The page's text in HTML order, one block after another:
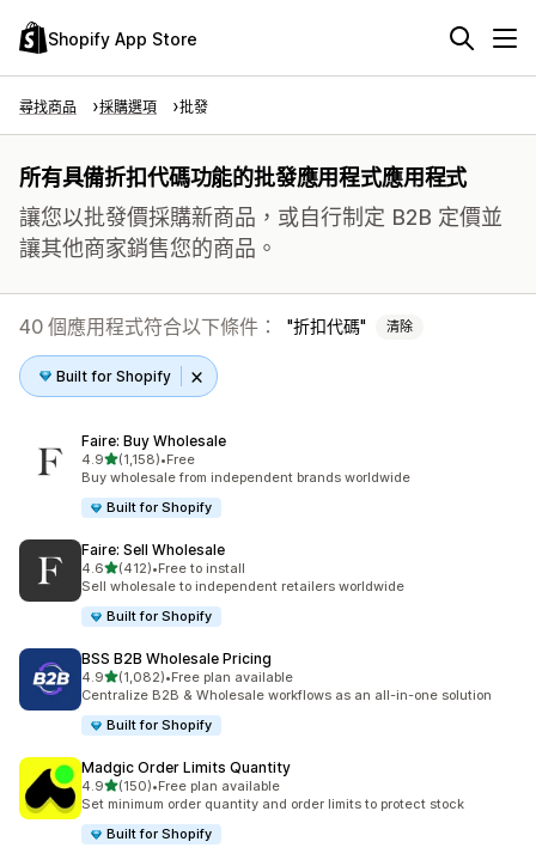
Shopify App Store
尋找商品 採購選項 批發
所有具備折扣代碼功能的批發應用程式應用程式
讓您以批發價採購新商品，或自行制定 B2B 定價並
讓其他商家銷售您的商品。
40 個應用程式符合以下條件： 折扣代碼 清除
Built for Shopify
Faire: Buy Wholesale
4.9滿分 5 顆星
(1,158)
共有 1158 則評價
•Free
Buy wholesale from independent brands worldwide
Built for Shopify
Faire: Sell Wholesale
4.6滿分 5 顆星
(412)
共有 412 則評價
•Free to install
Sell wholesale to independent retailers worldwide
Built for Shopify
BSS B2B Wholesale Pricing
4.9滿分 5 顆星
(1,082)
共有 1082 則評價
•Free plan available
Centralize B2B & Wholesale workflows as an all-in-one solution
Built for Shopify
Madgic Order Limits Quantity
4.9滿分 5 顆星
(150)
共有 150 則評價
•Free plan available
Set minimum order quantity and order limits to protect stock
Built for Shopify